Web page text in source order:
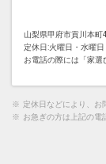
山梨県甲府市貢川本町
定休日:火曜日・水曜日
お電話の際には「家選
※ 定休日などにより、お
※ お急ぎの方は上記の電